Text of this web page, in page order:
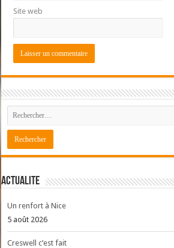
Site web
ACTUALITE
Un renfort à Nice
5 août 2026
Creswell c’est fait